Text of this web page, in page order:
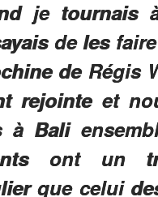
je tournais
de les
de Régis
rejointe et
à Bali
ont un
que celui